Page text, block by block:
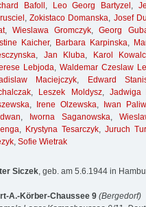
Bafoll , Leo Georg Bartyzel ,
,Zokistaco Domanska, Josef
,Wieslawa Gromczyk,Georg
Kaicher, Barbara Karpinska,
, Jan Kluba, Karol
Lebjoda, Waldemar Czeslaw
Maciejczyk, Edward
, Leszek Moldysz, Jadwiga
, Irene Olzewska, Iwan
, Iworna Saganowska,
, Krystyna Tesarczyk, Juruch
, Sofie Wietrak
Siczek , geb. am 5.6.1944 in
A.-Körber-Chaussee 9 (Bergedorf)